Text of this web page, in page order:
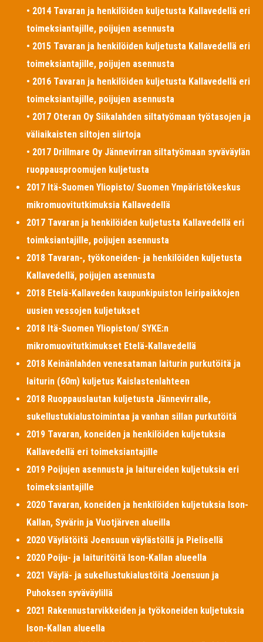
• 2014 Tavaran ja henkilöiden kuljetusta Kallavedellä eri
toimeksiantajille, poijujen asennusta
• 2015 Tavaran ja henkilöiden kuljetusta Kallavedellä eri
toimeksiantajille, poijujen asennusta
• 2016 Tavaran ja henkilöiden kuljetusta Kallavedellä eri
toimeksiantajille, poijujen asennusta
• 2017 Oteran Oy Siikalahden siltatyömaan työtasojen ja
väliaikaisten siltojen siirtoja
• 2017 Drillmare Oy Jännevirran siltatyömaan syväväylän
ruoppausproomujen kuljetusta
2017 Itä-Suomen Yliopisto/ Suomen Ympäristökeskus
mikromuovitutkimuksia Kallavedellä
2017 Tavaran ja henkilöiden kuljetusta Kallavedellä eri
toimksiantajille, poijujen asennusta
2018 Tavaran-, työkoneiden- ja henkilöiden kuljetusta
Kallavedellä, poijujen asennusta
2018 Etelä-Kallaveden kaupunkipuiston leiripaikkojen
uusien vessojen kuljetukset
2018 Itä-Suomen Yliopiston/ SYKE:n
mikromuovitutkimukset Etelä-Kallavedellä
2018 Keinänlahden venesataman laiturin purkutöitä ja
laiturin (60m) kuljetus Kaislastenlahteen
2018 Ruoppauslautan kuljetusta Jännevirralle,
sukellustukialustoimintaa ja vanhan sillan purkutöitä
2019 Tavaran, koneiden ja henkilöiden kuljetuksia
Kallavedellä eri toimeksiantajille
2019 Poijujen asennusta ja laitureiden kuljetuksia eri
toimeksiantajille
2020 Tavaran, koneiden ja henkilöiden kuljetuksia Ison-
Kallan, Syvärin ja Vuotjärven alueilla
2020 Väylätöitä Joensuun väylästöllä ja Pielisellä
2020 Poiju- ja laituritöitä Ison-Kallan alueella
2021 Väylä- ja sukellustukialustöitä Joensuun ja
Puhoksen syväväylillä
2021 Rakennustarvikkeiden ja työkoneiden kuljetuksia
Ison-Kallan alueella